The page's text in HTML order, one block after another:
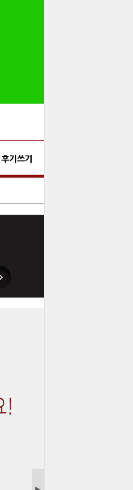
후기쓰기